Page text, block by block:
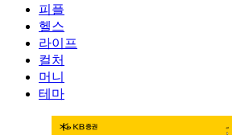
피플
헬스
라이프
컬처
머니
테마